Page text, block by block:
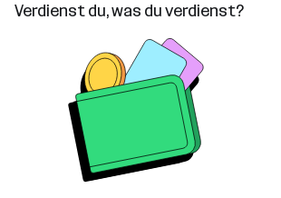
Verdienst du, was du verdienst?